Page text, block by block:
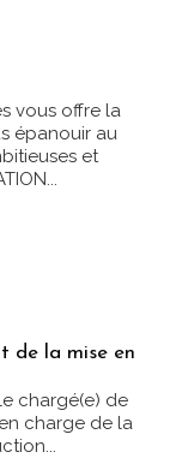
vous offre la
épanouir au
et
de la mise en
chargé(e) de
charge de la